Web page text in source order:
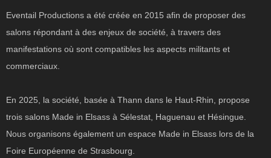
Eventail Productions a été créée en 2015 afin de proposer des
salons répondant à des enjeux de société, à travers des
manifestations où sont compatibles les aspects militants et
commerciaux.
En 2025, la société, basée à Thann dans le Haut-Rhin, propose
trois salons Made in Elsass à Sélestat, Haguenau et Hésingue.
Nous organisons également un espace Made in Elsass lors de la
Foire Européenne de Strasbourg.